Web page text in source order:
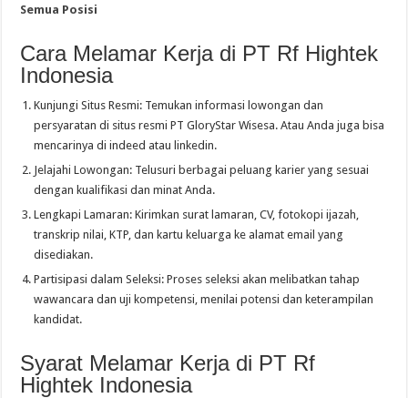
Semua Posisi
Cara Melamar Kerja di PT Rf Hightek
Indonesia
Kunjungi Situs Resmi: Temukan informasi lowongan dan
persyaratan di situs resmi PT GloryStar Wisesa. Atau Anda juga bisa
mencarinya di indeed atau linkedin.
Jelajahi Lowongan: Telusuri berbagai peluang karier yang sesuai
dengan kualifikasi dan minat Anda.
Lengkapi Lamaran: Kirimkan surat lamaran, CV, fotokopi ijazah,
transkrip nilai, KTP, dan kartu keluarga ke alamat email yang
disediakan.
Partisipasi dalam Seleksi: Proses seleksi akan melibatkan tahap
wawancara dan uji kompetensi, menilai potensi dan keterampilan
kandidat.
Syarat Melamar Kerja di PT Rf
Hightek Indonesia